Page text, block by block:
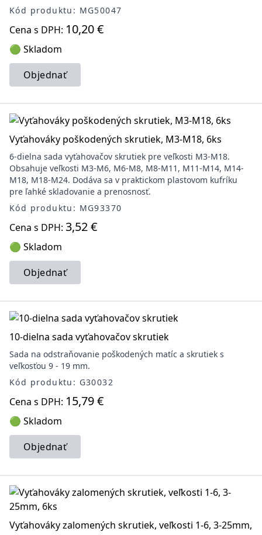
Kód produktu: MG50047
Cena s DPH: 10,20 €
🟢 Skladom
Objednať
Vyťahováky poškodených skrutiek, M3-M18, 6ks
6-dielna sada vyťahovačov skrutiek pre veľkosti M3-M18.
Obsahuje veľkosti M3-M6, M6-M8, M8-M11, M11-M14, M14-
M18, M18-M24. Dodáva sa v praktickom plastovom kufríku
pre ľahké skladovanie a prenosnosť.
Kód produktu: MG93370
Cena s DPH: 3,52 €
🟢 Skladom
Objednať
10-dielna sada vyťahovačov skrutiek
Sada na odstraňovanie poškodených matíc a skrutiek s
veľkosťou 9 - 19 mm.
Kód produktu: G30032
Cena s DPH: 15,79 €
🟢 Skladom
Objednať
Vyťahováky zalomených skrutiek, veľkosti 1-6, 3-25mm,